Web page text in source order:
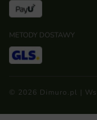
METODY DOSTAWY
© 2026 Dimuro.pl |